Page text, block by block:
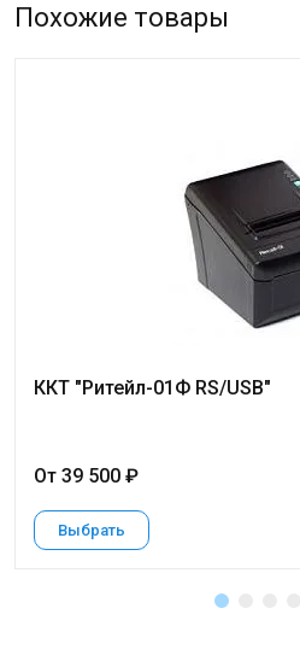
Похожие товары
ККТ "Ритейл-01Ф RS/USB"
От 39 500 ₽
Выбрать